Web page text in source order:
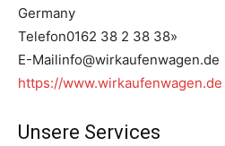
Germany
Telefon0162 38 2 38 38»
E-Mailinfo@wirkaufenwagen.de
https://www.wirkaufenwagen.de
Unsere Services